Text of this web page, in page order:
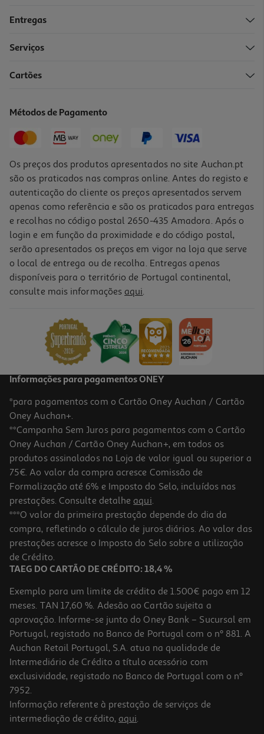
Caixa Vidro Quadrada Actuel Hermética 0.75l
Caixa Em Vidro Quadrada Actuel Hermética Com Válvula 0.72l
4.99 €/un
4,99 €
Caixa Em Vidro Quadrada Actuel Hermética Com Válvula 2l
Entregas
Serviços
Cartões
Métodos de Pagamento
Os preços dos produtos apresentados no site Auchan.pt
são os praticados nas compras online. Antes do registo e
autenticação do cliente os preços apresentados servem
apenas como referência e são os praticados para entregas
e recolhas no código postal 2650-435 Amadora. Após o
login e em função da proximidade e do código postal,
serão apresentados os preços em vigor na loja que serve
o local de entrega ou de recolha. Entregas apenas
disponíveis para o território de Portugal continental,
consulte mais informações aqui.
Informações para pagamentos ONEY
*para pagamentos com o Cartão Oney Auchan / Cartão
Oney Auchan+.
**Campanha Sem Juros para pagamentos com o Cartão
Oney Auchan / Cartão Oney Auchan+, em todos os
produtos assinalados na Loja de valor igual ou superior a
75€. Ao valor da compra acresce Comissão de
Formalização até 6% e Imposto do Selo, incluídos nas
prestações. Consulte detalhe aqui.
***O valor da primeira prestação depende do dia da
compra, refletindo o cálculo de juros diários. Ao valor das
prestações acresce o Imposto do Selo sobre a utilização
de Crédito.
TAEG DO CARTÃO DE CRÉDITO: 18,4 %
Exemplo para um limite de crédito de 1.500€ pago em 12
meses. TAN 17,60 %. Adesão ao Cartão sujeita a
aprovação. Informe-se junto do Oney Bank – Sucursal em
Portugal, registado no Banco de Portugal com o nº 881. A
Auchan Retail Portugal, S.A. atua na qualidade de
Intermediário de Crédito a título acessório com
exclusividade, registado no Banco de Portugal com o nº
7952.
Informação referente à prestação de serviços de
intermediação de crédito, aqui.